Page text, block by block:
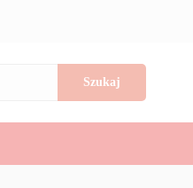
Szukaj